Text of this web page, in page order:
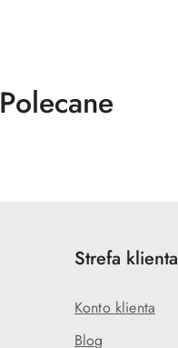
Produkty
Polecane
Strefa klienta
Konto klienta
Blog